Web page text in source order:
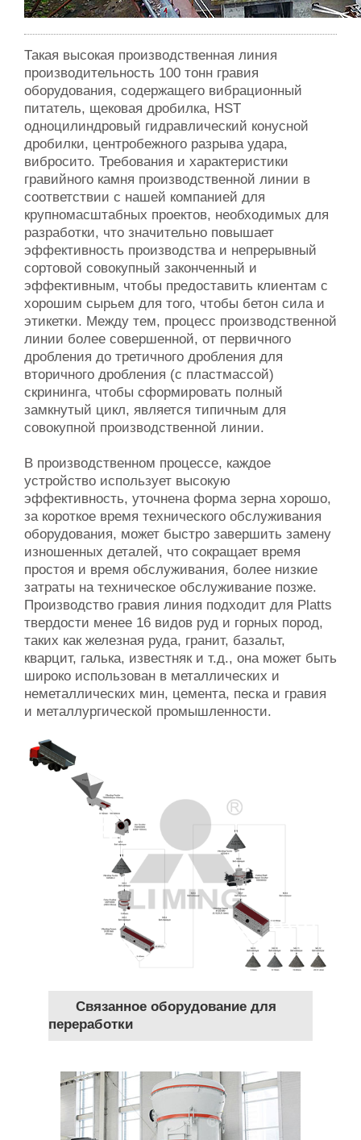
Такая высокая производственная линия
производительность 100 тонн гравия
оборудования, содержащего вибрационный
питатель, щековая дробилка, HST
одноцилиндровый гидравлический конусной
дробилки, центробежного разрыва удара,
вибросито. Требования и характеристики
гравийного камня производственной линии в
соответствии с нашей компанией для
крупномасштабных проектов, необходимых для
разработки, что значительно повышает
эффективность производства и непрерывный
сортовой совокупный законченный и
эффективным, чтобы предоставить клиентам с
хорошим сырьем для того, чтобы бетон сила и
этикетки. Между тем, процесс производственной
линии более совершенной, от первичного
дробления до третичного дробления для
вторичного дробления (с пластмассой)
скрининга, чтобы сформировать полный
замкнутый цикл, является типичным для
совокупной производственной линии.
В производственном процессе, каждое
устройство использует высокую
эффективность, уточнена форма зерна хорошо,
за короткое время технического обслуживания
оборудования, может быстро завершить замену
изношенных деталей, что сокращает время
простоя и время обслуживания, более низкие
затраты на техническое обслуживание позже.
Производство гравия линия подходит для Platts
твердости менее 16 видов руд и горных пород,
таких как железная руда, гранит, базальт,
кварцит, галька, известняк и т.д., она может быть
широко использован в металлических и
неметаллических мин, цемента, песка и гравия
и металлургической промышленности.
Связанное оборудование для
переработки